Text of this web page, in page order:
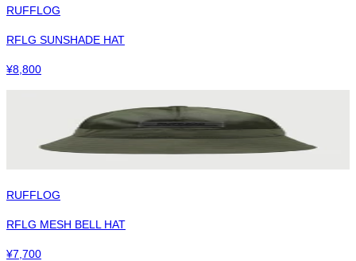
RUFFLOG
RFLG SUNSHADE HAT
¥8,800
RUFFLOG
RFLG MESH BELL HAT
¥7,700